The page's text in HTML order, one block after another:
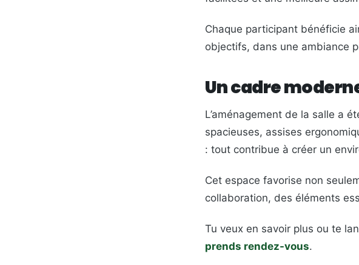
Chaque participant bénéficie
objectifs, dans une ambiance
Un cadre
L’aménagement de la salle a
spacieuses, assises
: tout contribue à créer un
Cet espace favorise non
collaboration, des éléments
Tu veux en savoir plus ou te
prends rendez-vous.